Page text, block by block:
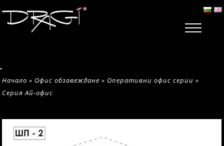
Начало » Офис обзавеждане » Оперативни офис серии »
Серия Ай-офис